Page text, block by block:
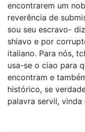
encontrarem um
reverência de
sou seu escravo-
shiavo e por
italiano. Para nós,
usa-se o ciao para
encontram e
histórico, se
palavra servil, vinda